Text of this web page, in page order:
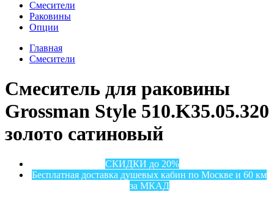
Смесители
Раковины
Опции
Главная
Смесители
Смеситель для раковины
Grossman Style 510.K35.05.320
золото сатиновый
СКИДКИ до 20%
Бесплатная доставка душевых кабин по Москве и 60 км
за МКАД